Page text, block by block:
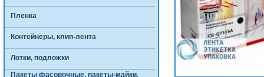
Пленка
Контейнеры, клип-лента
Лотки, подложки
Пакеты фасовочные, пакеты-майки,